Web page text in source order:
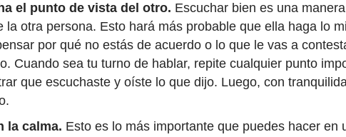
el punto de vista del otro. Escuchar bien es una
la otra persona. Esto hará más probable que ella haga lo
por qué no estás de acuerdo o lo que le vas a
Cuando sea tu turno de hablar, repite cualquier punto
que escuchaste y oíste lo que dijo. Luego, con
la calma. Esto es lo más importante que puedes hacer